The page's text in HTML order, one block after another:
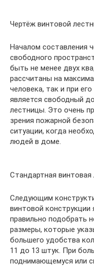
Чертёж винтовой
Началом составления
свободного
быть не менее двух
рассчитаны на
человека, так и при
является свободный
лестницы. Это очень
зрения пожарной
ситуации, когда
людей в доме.
Стандартная винтовая
Следующим
винтовой
правильно подобрать
размеры, которые
большего удобства
11 до 13 штук. При
поднимающемуся или